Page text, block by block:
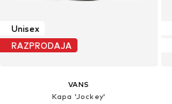
Unisex
RAZPRODAJA
VANS
Kapa 'Jockey'